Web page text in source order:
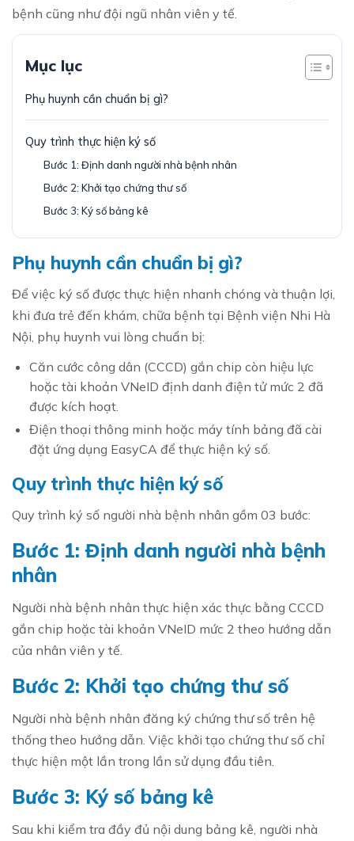
bệnh cũng như đội ngũ nhân viên y tế.
Mục lục
Phụ huynh cần chuẩn bị gì?
Quy trình thực hiện ký số
Bước 1: Định danh người nhà bệnh nhân
Bước 2: Khởi tạo chứng thư số
Bước 3: Ký số bảng kê
Phụ huynh cần chuẩn bị gì?
Để việc ký số được thực hiện nhanh chóng và thuận lợi,
khi đưa trẻ đến khám, chữa bệnh tại Bệnh viện Nhi Hà
Nội, phụ huynh vui lòng chuẩn bị:
Căn cước công dân (CCCD) gắn chip còn hiệu lực
hoặc tài khoản VNeID định danh điện tử mức 2 đã
được kích hoạt.
Điện thoại thông minh hoặc máy tính bảng đã cài
đặt ứng dụng EasyCA để thực hiện ký số.
Quy trình thực hiện ký số
Quy trình ký số người nhà bệnh nhân gồm 03 bước:
Bước 1: Định danh người nhà bệnh
nhân
Người nhà bệnh nhân thực hiện xác thực bằng CCCD
gắn chip hoặc tài khoản VNeID mức 2 theo hướng dẫn
của nhân viên y tế.
Bước 2: Khởi tạo chứng thư số
Người nhà bệnh nhân đăng ký chứng thư số trên hệ
thống theo hướng dẫn. Việc khởi tạo chứng thư số chỉ
thực hiện một lần trong lần sử dụng đầu tiên.
Bước 3: Ký số bảng kê
Sau khi kiểm tra đầy đủ nội dung bảng kê, người nhà